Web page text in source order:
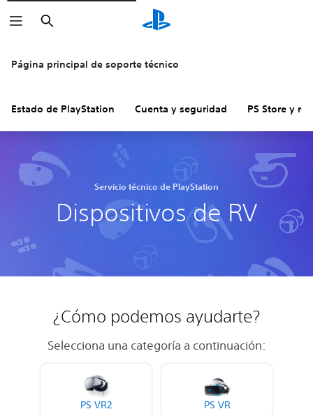
Buscar
Página principal de soporte técnico
Estado de PlayStation Cuenta y seguridad PS Store y
Servicio técnico de PlayStation
Dispositivos de RV
¿Cómo podemos ayudarte?
Selecciona una categoría a continuación:
PS VR2 PS VR